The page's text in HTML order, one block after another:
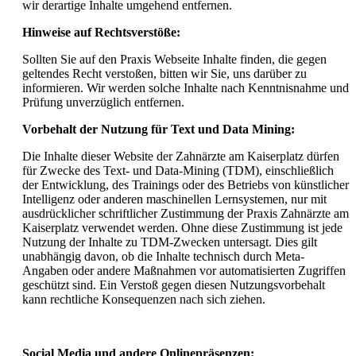
wir derartige Inhalte umgehend entfernen.
Hinweise auf Rechtsverstöße:
Sollten Sie auf den Praxis Webseite Inhalte finden, die gegen
geltendes Recht verstoßen, bitten wir Sie, uns darüber zu
informieren. Wir werden solche Inhalte nach Kenntnisnahme und
Prüfung unverzüglich entfernen.
Vorbehalt der Nutzung für Text und Data Mining:
Die Inhalte dieser Website der Zahnärzte am Kaiserplatz dürfen
für Zwecke des Text- und Data-Mining (TDM), einschließlich
der Entwicklung, des Trainings oder des Betriebs von künstlicher
Intelligenz oder anderen maschinellen Lernsystemen, nur mit
ausdrücklicher schriftlicher Zustimmung der Praxis Zahnärzte am
Kaiserplatz verwendet werden. Ohne diese Zustimmung ist jede
Nutzung der Inhalte zu TDM-Zwecken untersagt. Dies gilt
unabhängig davon, ob die Inhalte technisch durch Meta-
Angaben oder andere Maßnahmen vor automatisierten Zugriffen
geschützt sind. Ein Verstoß gegen diesen Nutzungsvorbehalt
kann rechtliche Konsequenzen nach sich ziehen.